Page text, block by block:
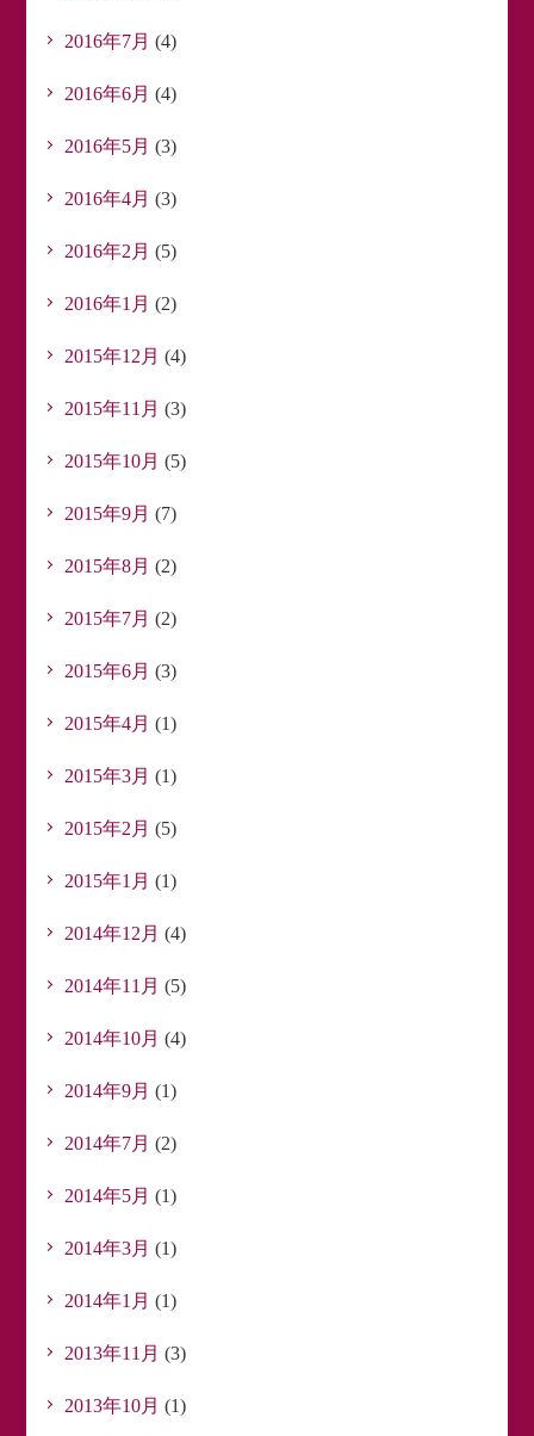
2016年7月 (4)
2016年6月 (4)
2016年5月 (3)
2016年4月 (3)
2016年2月 (5)
2016年1月 (2)
2015年12月 (4)
2015年11月 (3)
2015年10月 (5)
2015年9月 (7)
2015年8月 (2)
2015年7月 (2)
2015年6月 (3)
2015年4月 (1)
2015年3月 (1)
2015年2月 (5)
2015年1月 (1)
2014年12月 (4)
2014年11月 (5)
2014年10月 (4)
2014年9月 (1)
2014年7月 (2)
2014年5月 (1)
2014年3月 (1)
2014年1月 (1)
2013年11月 (3)
2013年10月 (1)